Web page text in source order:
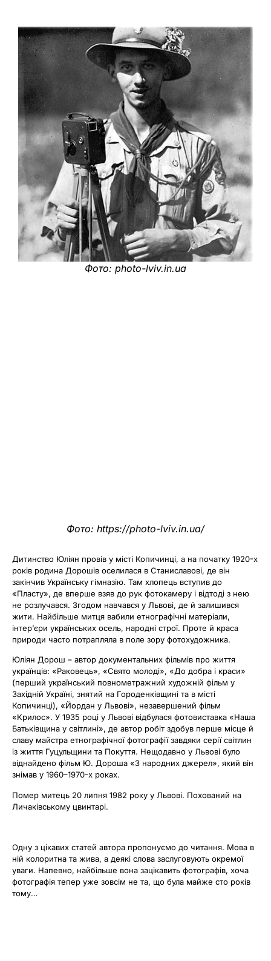
Фото: photo-lviv.in.ua
Фото: https://photo-lviv.in.ua/
Дитинство Юліян провів у місті Копичинці, а на початку 1920-х
років родина Дорошів оселилася в Станиславові, де він
закінчив Українську гімназію. Там хлопець вступив до
«Пласту», де вперше взяв до рук фотокамеру і відтоді з нею
не розлучався. Згодом навчався у Львові, де й залишився
жити. Найбільше митця вабили етнографічні матеріали,
інтер’єри українських осель, народні строї. Проте й краса
природи часто потрапляла в поле зору фотохудожника.
Юліян Дорош – автор документальних фільмів про життя
українців: «Раковець», «Свято молоді», «До добра і краси»
(перший український повнометражний художній фільм у
Західній Україні, знятий на Городенківщині та в місті
Копичинці), «Йордан у Львові», незавершений фільм
«Крилос». У 1935 році у Львові відбулася фотовиставка «Наша
Батьківщина у світлині», де автор робіт здобув перше місце й
славу майстра етнографічної фотографії завдяки серії світлин
із життя Гуцульщини та Покуття. Нещодавно у Львові було
віднайдено фільм Ю. Дороша «З народних джерел», який він
знімав у 1960–1970-х роках.
Помер митець 20 липня 1982 року у Львові. Похований на
Личаківському цвинтарі.
Одну з цікавих статей автора пропонуємо до читання. Мова в
ній колоритна та жива, а деякі слова заслуговують окремої
уваги. Напевно, найбільше вона зацікавить фотографів, хоча
фотографія тепер уже зовсім не та, що була майже сто років
тому…